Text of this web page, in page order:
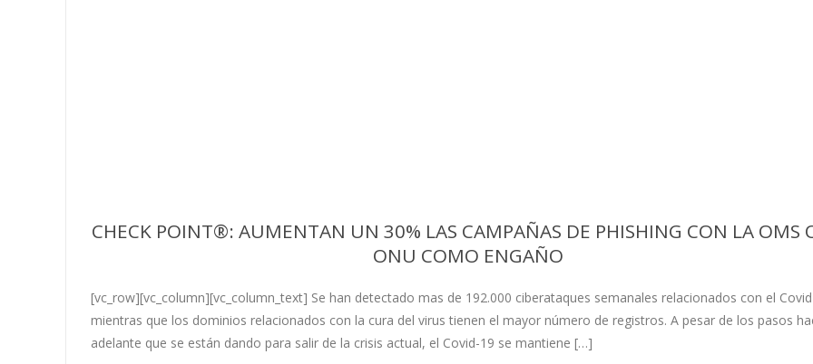
CHECK POINT®: AUMENTAN UN 30% LAS CAMPAÑAS DE PHISHING CON LA OMS
ONU COMO ENGAÑO
[vc_row][vc_column][vc_column_text] Se han detectado mas de 192.000 ciberataques semanales relacionados con el
mientras que los dominios relacionados con la cura del virus tienen el mayor número de registros. A pesar de los pasos
adelante que se están dando para salir de la crisis actual, el Covid-19 se mantiene […]